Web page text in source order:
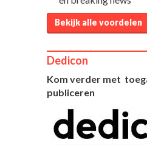
Bekijk alle voordelen
Dedicon
Kom verder met
publiceren